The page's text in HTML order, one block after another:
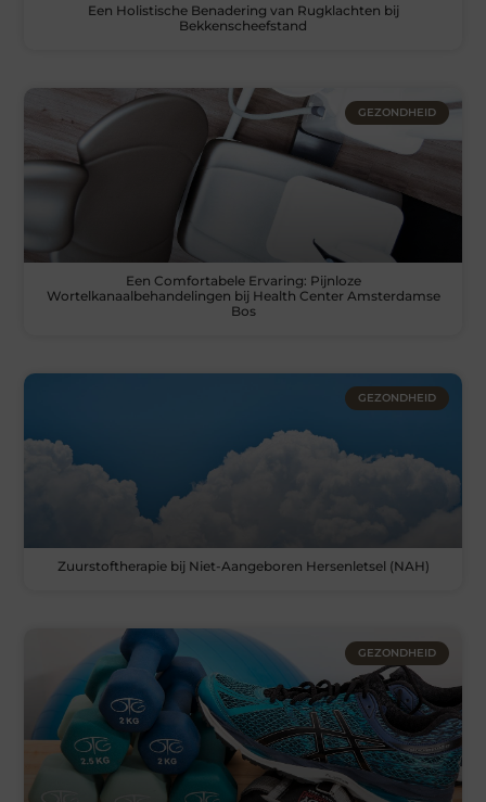
Een Holistische Benadering van Rugklachten bij
Bekkenscheefstand
GEZONDHEID
Een Comfortabele Ervaring: Pijnloze
Wortelkanaalbehandelingen bij Health Center Amsterdamse
Bos
GEZONDHEID
Zuurstoftherapie bij Niet-Aangeboren Hersenletsel (NAH)
GEZONDHEID